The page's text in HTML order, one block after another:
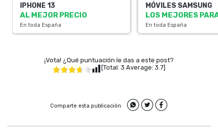
IPHONE 13
AL MEJOR PRECIO
En toda España
MÓVILES SAMSUNG
LOS MEJORES
En toda España
¡Vota! ¿Qué puntuación le das a este post?
[Total: 3 Average: 3.7]
Comparte esta publicación